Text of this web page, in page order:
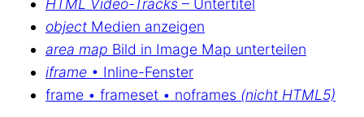
HTML Video-Tracks – Untertitel
object Medien anzeigen
area map Bild in Image Map unterteilen
iframe • Inline-Fenster
frame • frameset • noframes (nicht HTML5)